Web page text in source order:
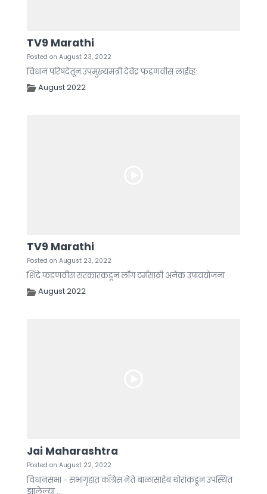
TV9 Marathi
Posted on August 23, 2022
विधान परिषदेतून उपमुख्यमंत्री देवेंद्र फडणवीस लाईव्ह:
August 2022
TV9 Marathi
Posted on August 23, 2022
शिंदे फडणवीस सरकारकडून लाँग टर्मसाठी अनेक उपाययोजना
August 2022
Jai Maharashtra
Posted on August 22, 2022
विधानसभा - सभागृहात काँग्रेस नेते बाळासाहेब थोरांकडून उपस्थित
झालेल्या ...